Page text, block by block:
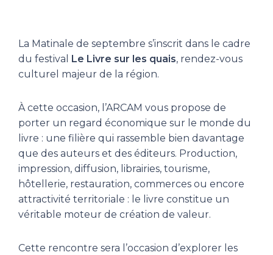
La Matinale de septembre s’inscrit dans le cadre
du festival
Le Livre sur les quais, rendez-vous
culturel majeur de la région.
À cette occasion, l’ARCAM vous propose de
porter un regard économique sur le monde du
livre : une filière qui rassemble bien davantage
que des auteurs et des éditeurs. Production,
impression, diffusion, librairies, tourisme,
hôtellerie, restauration, commerces ou encore
attractivité territoriale : le livre constitue un
véritable moteur de création de valeur.
Cette rencontre sera l’occasion d’explorer les